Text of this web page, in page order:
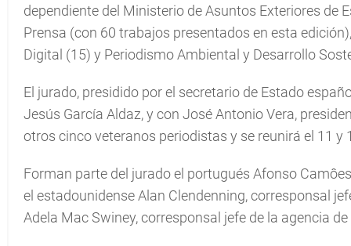
dependiente del Ministerio de Asuntos Exteriores de
Prensa (con 60 trabajos presentados en esta
Digital (15) y Periodismo Ambiental y Desarrollo
El jurado, presidido por el secretario de Estado
Jesús García Aldaz, y con José Antonio Vera,
otros cinco veteranos periodistas y se reunirá el 11 y
Forman parte del jurado el portugués Afonso
el estadounidense Alan Clendenning, corresponsal
Adela Mac Swiney, corresponsal jefe de la agencia